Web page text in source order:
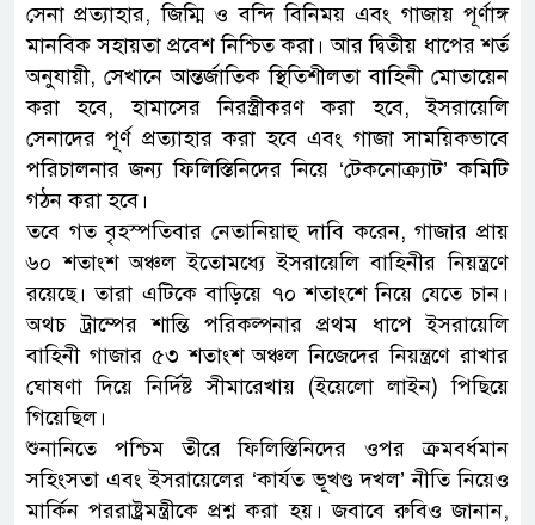
সেনা প্রত্যাহার, জিম্মি ও বন্দি বিনিময় এবং গাজায় পূর্ণাঙ্গ
মানবিক সহায়তা প্রবেশ নিশ্চিত করা। আর দ্বিতীয় ধাপের শর্ত
অনুযায়ী, সেখানে আন্তর্জাতিক স্থিতিশীলতা বাহিনী মোতায়েন
করা হবে, হামাসের নিরস্ত্রীকরণ করা হবে, ইসরায়েলি
সেনাদের পূর্ণ প্রত্যাহার করা হবে এবং গাজা সাময়িকভাবে
পরিচালনার জন্য ফিলিস্তিনিদের নিয়ে ‘টেকনোক্র্যাট’ কমিটি
গঠন করা হবে।
তবে গত বৃহস্পতিবার নেতানিয়াহু দাবি করেন, গাজার প্রায়
৬০ শতাংশ অঞ্চল ইতোমধ্যে ইসরায়েলি বাহিনীর নিয়ন্ত্রণে
রয়েছে। তারা এটিকে বাড়িয়ে ৭০ শতাংশে নিয়ে যেতে চান।
অথচ ট্রাম্পের শান্তি পরিকল্পনার প্রথম ধাপে ইসরায়েলি
বাহিনী গাজার ৫৩ শতাংশ অঞ্চল নিজেদের নিয়ন্ত্রণে রাখার
ঘোষণা দিয়ে নির্দিষ্ট সীমারেখায় (ইয়েলো লাইন) পিছিয়ে
গিয়েছিল।
শুনানিতে পশ্চিম তীরে ফিলিস্তিনিদের ওপর ক্রমবর্ধমান
সহিংসতা এবং ইসরায়েলের ‘কার্যত ভূখণ্ড দখল’ নীতি নিয়েও
মার্কিন পররাষ্ট্রমন্ত্রীকে প্রশ্ন করা হয়। জবাবে রুবিও জানান,